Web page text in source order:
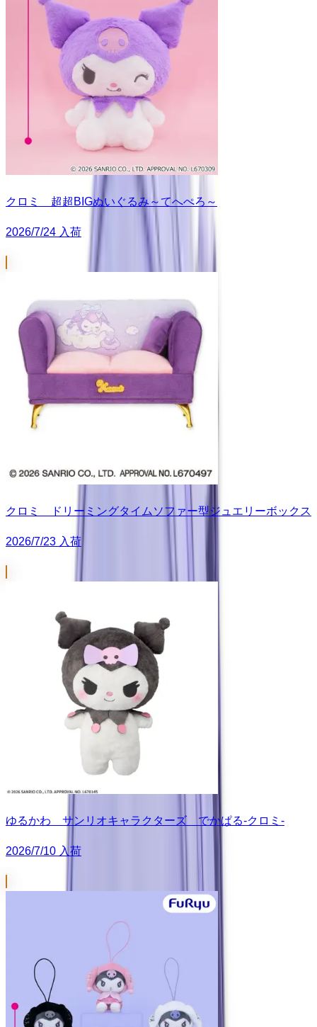
クロミ 超超BIGぬいぐるみ～てへぺろ～
2026/7/24 入荷
クロミ ドリーミングタイムソファー型ジュエリーボックス
2026/7/23 入荷
ゆるかわ サンリオキャラクターズ でかぱる‐クロミ‐
2026/7/10 入荷